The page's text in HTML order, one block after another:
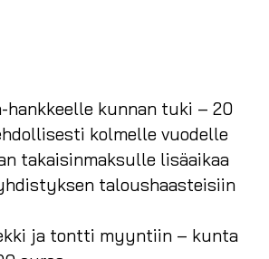
hankkeelle kunnan tuki – 20
kolmelle vuodelle
takaisinmaksulle lisäaikaa
taloushaasteisiin
ja tontti myyntiin – kunta